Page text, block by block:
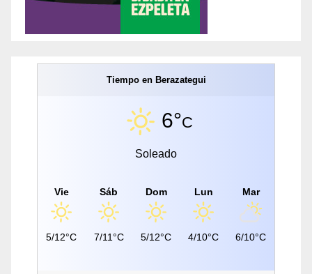
Tiempo en Berazategui
6°C
Soleado
Vie
5/12°C
Sáb
7/11°C
Dom
5/12°C
Lun
4/10°C
Mar
6/10°C